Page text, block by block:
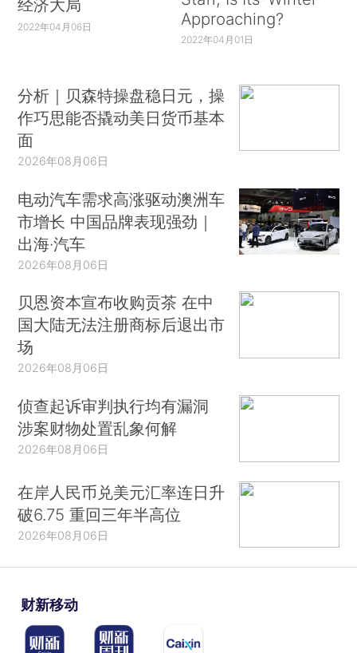
经济大局
2022年04月06日
Approaching?
2022年04月01日
分析｜贝森特操盘稳日元，操
作巧思能否撬动美日货币基本
面
2026年08月06日
电动汽车需求高涨驱动澳洲车
市增长 中国品牌表现强劲｜
出海·汽车
2026年08月06日
贝恩资本宣布收购贡茶 在中
国大陆无法注册商标后退出市
场
2026年08月06日
侦查起诉审判执行均有漏洞
涉案财物处置乱象何解
2026年08月06日
在岸人民币兑美元汇率连日升
破6.75 重回三年半高位
2026年08月06日
财新移动